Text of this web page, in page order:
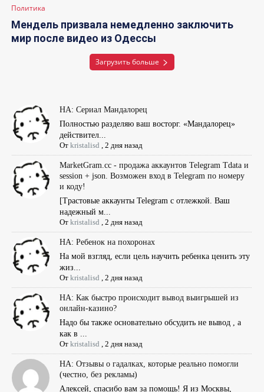
Политика
Мендель призвала немедленно заключить
мир после видео из Одессы
Загрузить больше
НА: Сериал Мандалорец
Полностью разделяю ваш восторг. «Мандалорец»
действител...
Отkristalisd ,2 дня назад
MarketGram.cc - продажа аккаунтов Telegram Tdata и
session + json. Возможен вход в Telegram по номеру
и коду!
[Tрастовые аккаунты Telegram с отлежкой. Ваш
надежный м...
Отkristalisd ,2 дня назад
НА: Ребенок на похоронах
На мой взгляд, если цель научить ребенка ценить эту
жиз...
Отkristalisd ,2 дня назад
НА: Как быстро происходит вывод выигрышей из
онлайн-казино?
Надо бы также основательно обсудить не вывод , а
как в ...
Отkristalisd ,2 дня назад
НА: Отзывы о гадалках, которые реально помогли
(честно, без рекламы)
Алексей, спасибо вам за помощь! Я из Москвы,